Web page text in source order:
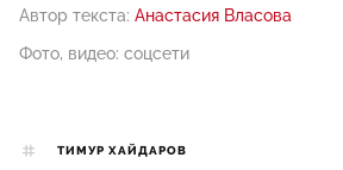
Автор текста: Анастасия Власова
Фото, видео: соцсети
ТИМУР ХАЙДАРОВ